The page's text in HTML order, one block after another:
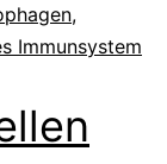
,
Immunsystem